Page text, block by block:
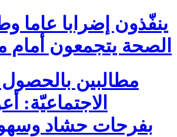
ينفّذون إضرابا عاما
الصحة يتجمعون أمام
مطالبين
الاجتماعيّة:
بفرحات حشاد